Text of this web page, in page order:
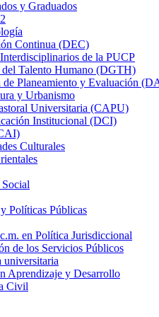
y Graduados
Continua (DEC)
de la PUCP
Talento Humano (DGTH)
Planeamiento y Evaluación
y Urbanismo
Universitaria (CAPU)
Institucional (DCI)
Culturales
Políticas Públicas
en Política Jurisdiccional
de los Servicios Públicos
universitaria
Aprendizaje y Desarrollo
Civil